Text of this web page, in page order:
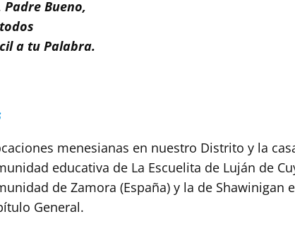
Bueno,
a tu Palabra.
menesianas en nuestro Distrito y la
educativa de La Escuelita de Luján de
de Zamora (España) y la de Shawinigan
General.